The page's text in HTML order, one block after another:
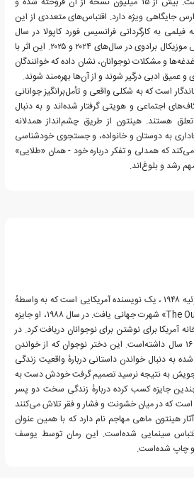
جایگاهی ویژه دارد. اقتباس‌های متعددی از این
به کارگردانی فرانسیس فورد کاپولا در سال
۱۹۸۳، سریال تلویزیونی و نمایش موزیکال برادوی در سال‌های ۲۰۲۴ و ۲۰۲۵. این اثر با
و مشکلات نوجوانان، نشان داده که خوانندگان
عمیق ادبی درگیر شوند و از آن‌ها بهره‌مند شوند.
است که به شکلی واقعی و تأمل‌برانگیز جوانانی
اجتماعی و هویتی گرفتار شده‌اند و به دنبال
هستند. هینتون از طریق چشم‌انداز همدلانه
به دوستان و خانواده، و جستجوی خودشناسی
می‌کند که همدلی و تفکر درباره خود - همان «طلایی»
رشد و بلوغ‌اند.
سوزان الیوز هینتون متولد ۲۲ ژوئیه ۱۹۴۸ ، یک نویسنده آمریکایی است که به واسطهٔ
نوشتن رمان بیگانگان «The Outsiders» شهرت جهانی یافت. در سال ۱۹۸۸، او جایزه
آمریکا برای نوشتن برای نوجوانان دریافت کرد. در
زمان نگارش کتاب بیگانگان تنها ۱۶ سال داشته‌است. این دختر نوجوان که از خواندن
به دنبال خواندن داستانی دربارهٔ واقعیت زندگی
به نتیجه نرسید تصمیم گرفت خودش دست به
جایزه کسب کرده دربارهٔ زندگی سخت دو پسر
است که در میان خشونت و فشار و فقر تلاش می‌کنند
هینتون ماهی مهاجم نام دارد که با همین عنوان
سینمایی شده‌است. این رمان توسط یوسف
و چاپ شده‌است.